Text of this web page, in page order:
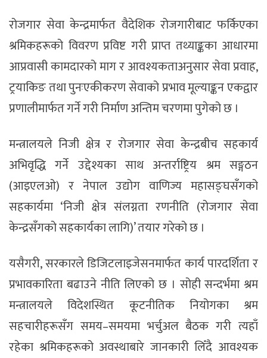
रोजगार सेवा केन्द्रमार्फत वैदेशिक रोजगारीबाट फर्किएका
श्रमिकहरूको विवरण प्रविष्ट गरी प्राप्त तथ्याङ्कका आधारमा
आप्रवासी कामदारको माग र आवश्यकताअनुसार सेवा प्रवाह,
ट्रयाकिङ तथा पुनःएकीकरण सेवाको प्रभाव मूल्याङ्कन एकद्वार
प्रणालीमार्फत गर्ने गरी निर्माण अन्तिम चरणमा पुगेको छ ।
मन्त्रालयले निजी क्षेत्र र रोजगार सेवा केन्द्रबीच सहकार्य
अभिवृद्धि गर्ने उद्देश्यका साथ अन्तर्राष्ट्रिय श्रम सङ्गठन
(आइएलओ) र नेपाल उद्योग वाणिज्य महासङ्घसँगको
सहकार्यमा ‘निजी क्षेत्र संलग्नता रणनीति (रोजगार सेवा
केन्द्रसँगको सहकार्यका लागि)’ तयार गरेको छ ।
यसैगरी, सरकारले डिजिटलाइजेसनमार्फत कार्य पारदर्शिता र
प्रभावकारिता बढाउने नीति लिएको छ । सोही सन्दर्भमा श्रम
मन्त्रालयले विदेशस्थित कूटनीतिक नियोगका श्रम
सहचारीहरूसँग समय–समयमा भर्चुअल बैठक गरी त्यहाँ
रहेका श्रमिकहरूको अवस्थाबारे जानकारी लिँदै आवश्यक